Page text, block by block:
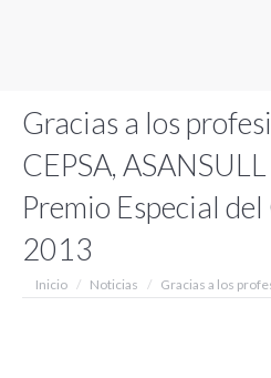
Gracias a los
CEPSA,
Premio Especial
2013
Estás aquí:
Inicio Noticias Gracias a los